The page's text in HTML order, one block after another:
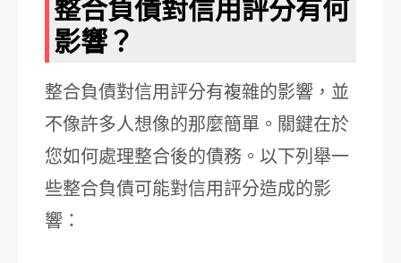
整合負債對信用評分有何
影響？
整合負債對信用評分有複雜的影響，並
不像許多人想像的那麼簡單。關鍵在於
您如何處理整合後的債務。以下列舉一
些整合負債可能對信用評分造成的影
響：